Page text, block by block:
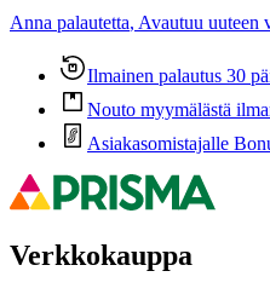
Anna palautetta, Avautuu uuteen
Ilmainen palautus 30
Nouto myymälästä
Asiakasomistajalle
Verkkokauppa